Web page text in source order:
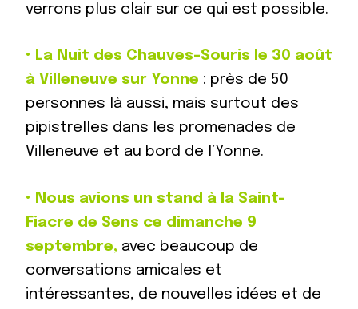
verrons plus clair sur ce qui est possible.
• La Nuit des Chauves-Souris le 30 août
à Villeneuve sur Yonne : près de 50
personnes là aussi, mais surtout des
pipistrelles dans les promenades de
Villeneuve et au bord de l’Yonne.
• Nous avions un stand à la Saint-
Fiacre de Sens ce dimanche 9
septembre, avec beaucoup de
conversations amicales et
intéressantes, de nouvelles idées et de